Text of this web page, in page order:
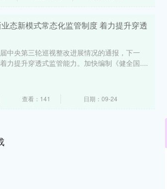
态新模式常态化监管制度 着力提升穿透
中央第三轮巡视整改进展情况的通报，下一
力提升穿透式监管能力。加快编制《健全国....
查看：141 日期：09-24